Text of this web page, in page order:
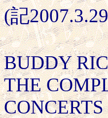
(記
BUDDY
THE
CONCERTS